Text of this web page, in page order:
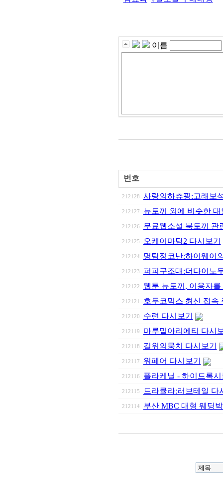
이름
번호
212128 사랑의하츄핑:고래보
212127 뉴토끼 외에 비슷한
212126 무료웹소설 북토끼 관
212125 오케이마담2 다시보기
212124 명탐정코난:하이웨이
212123 퍼피구조대:더다이노
212122 웹툰 뉴토끼, 이용자
212121 호두코믹스 최신 접속
212120 수련 다시보기
212119 마루밑아리에티 다시
212118 길위의뭉치 다시보기
212117 워페어 다시보기
212116 플라케닐 - 하이드록
212115 드라큘라:러브테일 다
212114 부산 MBC 대형 웨딩